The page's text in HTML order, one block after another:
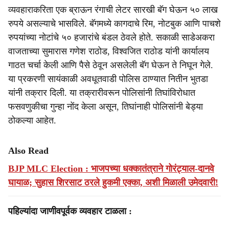
व्यवहाराकरिता एक ब्राऊन रंगाची लेटर सारखी बॅग घेऊन ५० लाख
रुपये असल्याचे भासविले. बॅगमध्ये कागदाचे रिम, नोटबुक आणि पाचशे
रुपयांच्या नोटांचे ५० हजारांचे बंडल ठेवले होते. सकाळी साडेअकरा
वाजताच्या सुमारास गणेश राठोड, विश्‍वजित राठोड यांनी कार्यालय
गाठत चर्चा केली आणि पैसे ठेवून असलेली बॅग घेऊन ते निघून गेले.
या प्रकरणी सायंकाळी अवधूतवाडी पोलिस ठाण्यात नितीन भुतडा
यांनी तक्रार दिली. या तक्रारीवरून पोलिसांनी तिघांविरोधात
फसवणुकीचा गुन्हा नोंद केला असून, तिघांनाही पोलिसांनी बेड्या
ठोकल्या आहेत.
Also Read
BJP MLC Election : भाजपच्या धक्कातंत्राने गोरंट्याल-दानवे
घायाळ; सुहास शिरसाट ठरले हुकमी एक्का, अशी मिळाली उमेदवारी!
पहिल्यांदा जाणीवपूर्वक व्यवहार टाळला :